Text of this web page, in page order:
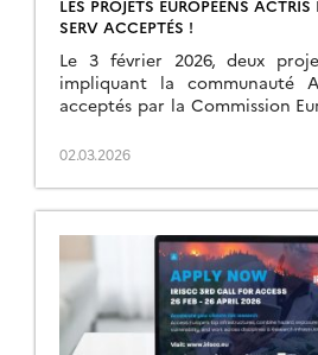
LES PROJETS EUROPÉENS
SERV ACCEPTÉS !
Le 3 février 2026, deux
impliquant la communauté
acceptés par la Commission
ATMO‑SERV coordonné par
02.03.2026